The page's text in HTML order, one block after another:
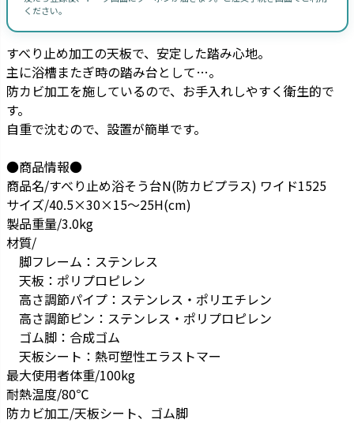
ください。
すべり止め加工の天板で、安定した踏み心地。
主に浴槽またぎ時の踏み台として…。
防カビ加工を施しているので、お手入れしやすく衛生的で
す。
自重で沈むので、設置が簡単です。
●商品情報●
商品名/すべり止め浴そう台N(防カビプラス) ワイド1525
サイズ/40.5×30×15～25H(cm)
製品重量/3.0kg
材質/
脚フレーム：ステンレス
天板：ポリプロピレン
高さ調節パイプ：ステンレス・ポリエチレン
高さ調節ピン：ステンレス・ポリプロピレン
ゴム脚：合成ゴム
天板シート：熱可塑性エラストマー
最大使用者体重/100kg
耐熱温度/80℃
防カビ加工/天板シート、ゴム脚